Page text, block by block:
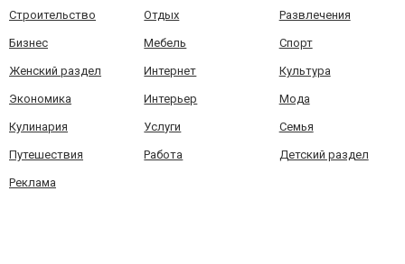
Строительство Отдых Развлечения
Бизнес Мебель Спорт
Женский раздел Интернет Культура
Экономика Интерьер Мода
Кулинария Услуги Семья
Путешествия Работа Детский раздел
Реклама